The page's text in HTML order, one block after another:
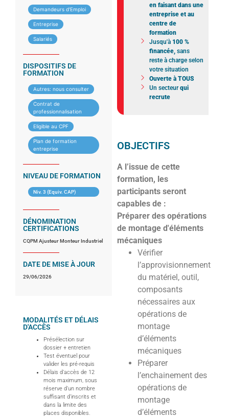
Demandeurs d'Emploi
Entreprise
Salariés
DISPOSITIFS DE
FORMATION
Autres: nous consulter
Contrat de
professionnalisation
Eligible au CPF
Plan de formation
entreprise
NIVEAU DE FORMATION
Niv. 3 (Equiv. CAP)
DÉNOMINATION
CERTIFICATIONS
CQPM Ajusteur Monteur Industriel
DATE DE MISE À JOUR
29/06/2026
MODALITÉS ET DÉLAIS
D'ACCÈS
Présélection sur
dossier + entretien
Test éventuel pour
valider les pré-requis
Délais d’accès de 12
mois maximum, sous
réserve d’un nombre
suffisant d’inscrits et
dans la limite des
places disponibles.
en faisant dans une
entreprise et au
centre de
formation
Jusqu'à 100 %
financée, sans
reste à charge selon
votre situation
Ouverte à TOUS
Un secteurqui
recrute
OBJECTIFS
A l’issue de cette
formation, les
participants seront
capables de :
Préparer des opérations
de montage d'éléments
mécaniques
Vérifier
l’approvisionnement
du matériel, outil,
composants
nécessaires aux
opérations de
montage
d’éléments
mécaniques
Préparer
l’enchainement des
opérations de
montage
d’éléments